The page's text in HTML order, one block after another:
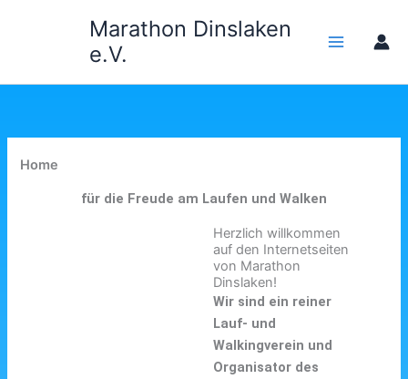
Marathon Dinslaken
e.V.
Home
für die Freude am Laufen und Walken
Herzlich willkommen
auf den Internetseiten
von Marathon
Dinslaken!
Wir sind ein reiner
Lauf- und
Walkingverein und
Organisator des